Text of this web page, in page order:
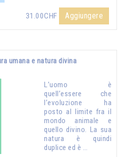
31.00CHF Aggiungere
umana e natura divina
L’uomo è
quell’essere che
l’evoluzione ha
posto al limite fra il
mondo animale e
quello divino. La sua
natura è quindi
duplice ed è …